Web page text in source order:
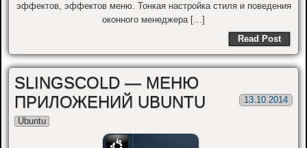
эффектов, эффектов меню. Тонкая настройка стиля и поведения
оконного менеджера […]
Read Post
SLINGSCOLD — МЕНЮ
ПРИЛОЖЕНИЙ UBUNTU
13.10.2014
Ubuntu